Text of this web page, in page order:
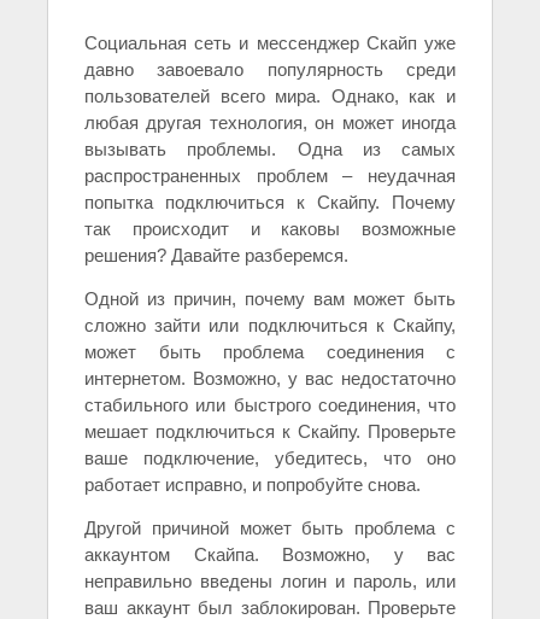
Социальная сеть и мессенджер Скайп уже
давно завоевало популярность среди
пользователей всего мира. Однако, как и
любая другая технология, он может иногда
вызывать проблемы. Одна из самых
распространенных проблем – неудачная
попытка подключиться к Скайпу. Почему
так происходит и каковы возможные
решения? Давайте разберемся.
Одной из причин, почему вам может быть
сложно зайти или подключиться к Скайпу,
может быть проблема соединения с
интернетом. Возможно, у вас недостаточно
стабильного или быстрого соединения, что
мешает подключиться к Скайпу. Проверьте
ваше подключение, убедитесь, что оно
работает исправно, и попробуйте снова.
Другой причиной может быть проблема с
аккаунтом Скайпа. Возможно, у вас
неправильно введены логин и пароль, или
ваш аккаунт был заблокирован. Проверьте